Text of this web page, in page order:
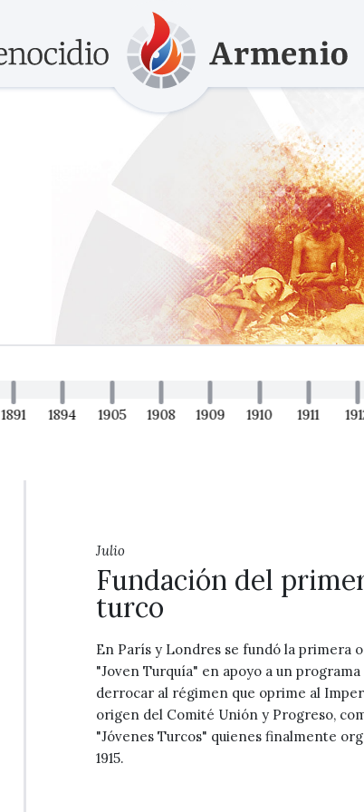
1891 1894 1905 1908 1909 1910 1911
Julio
Fundación del
turco
En París y Londres se fundó la primera
"Joven Turquía" en apoyo a un
derrocar al régimen que oprime al
origen del Comité Unión y Progreso,
"Jóvenes Turcos" quienes finalmente
1915.